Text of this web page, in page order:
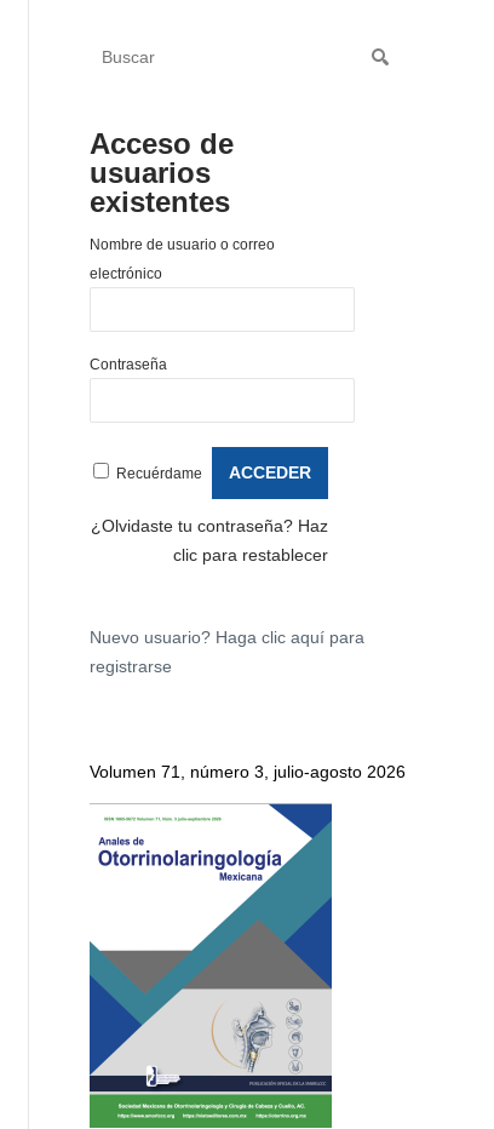
Acceso de
usuarios
existentes
Nombre de usuario o correo
electrónico
Contraseña
Recuérdame
¿Olvidaste tu contraseña? Haz
clic para restablecer
Nuevo usuario? Haga clic aquí para
registrarse
Volumen 71, número 3, julio-agosto 2026